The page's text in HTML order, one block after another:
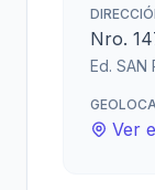
Nro.
Ed. SAN
Ver